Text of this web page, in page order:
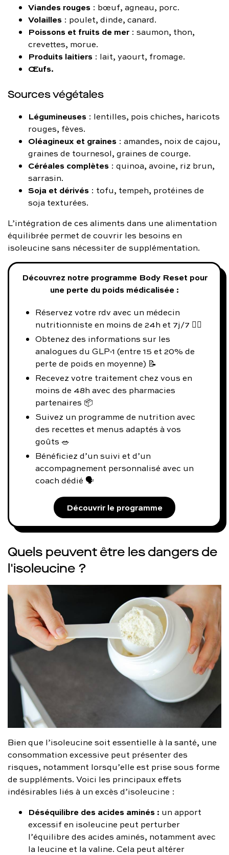
Viandes rouges : bœuf, agneau, porc.
Volailles : poulet, dinde, canard.
Poissons et fruits de mer : saumon, thon,
crevettes, morue.
Produits laitiers : lait, yaourt, fromage.
Œufs.
Sources végétales
Légumineuses : lentilles, pois chiches, haricots
rouges, fèves.
Oléagineux et graines : amandes, noix de cajou,
graines de tournesol, graines de courge.
Céréales complètes : quinoa, avoine, riz brun,
sarrasin.
Soja et dérivés : tofu, tempeh, protéines de
soja texturées.
L’intégration de ces aliments dans une alimentation
équilibrée permet de couvrir les besoins en
isoleucine sans nécessiter de supplémentation.
Découvrez notre programme Body Reset pour
une perte du poids médicalisée :
Réservez votre rdv avec un médecin
nutritionniste en moins de 24h et 7j/7 👨‍⚕️
Obtenez des informations sur les
analogues du GLP-1 (entre 15 et 20% de
perte de poids en moyenne) 📝
Recevez votre traitement chez vous en
moins de 48h avec des pharmacies
partenaires 📦
Suivez un programme de nutrition avec
des recettes et menus adaptés à vos
goûts 🥗
Bénéficiez d’un suivi et d’un
accompagnement personnalisé avec un
coach dédié 🗣️
Découvrir le programme
Quels peuvent être les dangers de
l'isoleucine ?
Bien que l’isoleucine soit essentielle à la santé, une
consommation excessive peut présenter des
risques, notamment lorsqu’elle est prise sous forme
de suppléments. Voici les principaux effets
indésirables liés à un excès d’isoleucine :
Déséquilibre des acides aminés : un apport
excessif en isoleucine peut perturber
l’équilibre des acides aminés, notamment avec
la leucine et la valine. Cela peut altérer